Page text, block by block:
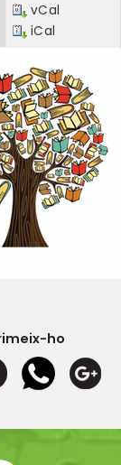
vCal
iCal
ho